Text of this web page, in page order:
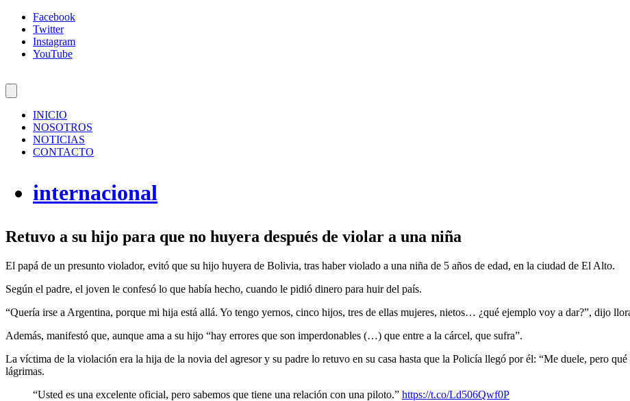
Facebook
Twitter
Instagram
YouTube
INICIO
NOSOTROS
NOTICIAS
CONTACTO
internacional
Retuvo a su hijo para que no huyera después de violar a una niña
El papá de un presunto violador, evitó que su hijo huyera de Bolivia, tras haber violado a una niña de 5 años de edad, en la ciudad de El Alto.
Según el padre, el joven le confesó lo que había hecho, cuando le pidió dinero para huir del país.
“Quería irse a Argentina, porque mi hija está allá. Yo tengo yernos, cinco hijos, tres de ellas mujeres, nietos… ¿qué ejemplo voy a dar?”, dijo
Además, manifestó que, aunque ama a su hijo “hay errores que son imperdonables (…) que entre a la cárcel, que sufra”.
La víctima de la violación era la hija de la novia del agresor y su padre lo retuvo en su casa hasta que la Policía llegó por él: “Me duele, pero
lágrimas.
“Usted es una excelente oficial, pero sabemos que tiene una relación con una piloto.” https://t.co/Ld506Qwf0P